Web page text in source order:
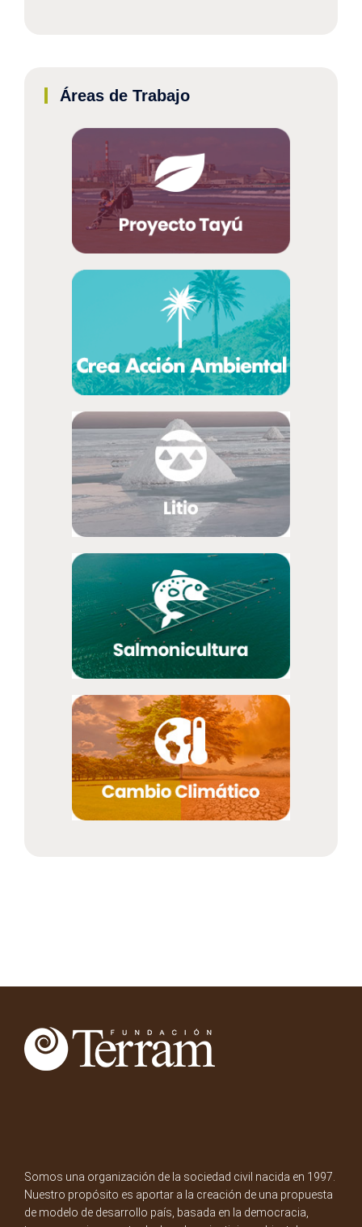
Áreas de Trabajo
Somos una organización de la sociedad civil nacida en 1997.
Nuestro propósito es aportar a la creación de una propuesta
de modelo de desarrollo país, basada en la democracia,